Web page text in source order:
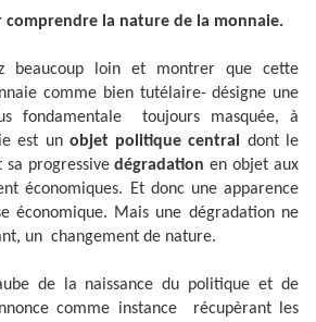
comprendre la nature de la monnaie.
beaucoup loin et montrer que cette
comme bien tutélaire- désigne une
fondamentale
toujours masquée, à
est un objet politique central
dont le
sa progressivedégradation en objet aux
économiques. Et donc une apparence
économique. Mais une dégradation ne
un changement de nature.
de la naissance du politique et de
comme instance
récupèrant les